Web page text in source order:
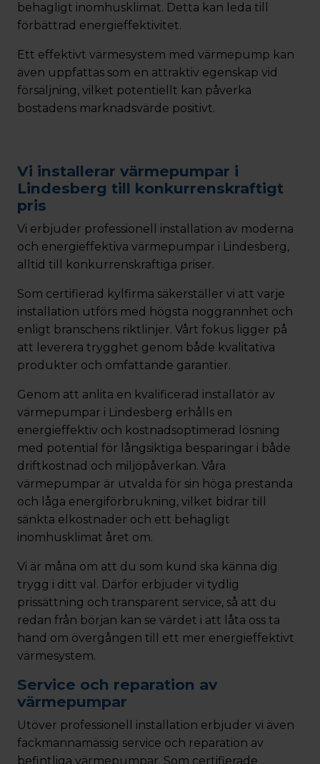
behagligt inomhusklimat. Detta kan leda till
förbättrad energieffektivitet.
Ett effektivt värmesystem med värmepump kan
även uppfattas som en attraktiv egenskap vid
försäljning, vilket potentiellt kan påverka
bostadens marknadsvärde positivt.
Vi installerar värmepumpar i
Lindesberg till konkurrenskraftigt
pris
Vi erbjuder professionell installation av moderna
och energieffektiva värmepumpar i Lindesberg,
alltid till konkurrenskraftiga priser.
Som certifierad kylfirma säkerställer vi att varje
installation utförs med högsta noggrannhet och
enligt branschens riktlinjer. Vårt fokus ligger på
att leverera trygghet genom både kvalitativa
produkter och omfattande garantier.
Genom att anlita en kvalificerad installatör av
värmepumpar i Lindesberg erhålls en
energieffektiv och kostnadsoptimerad lösning
med potential för långsiktiga besparingar i både
driftkostnad och miljöpåverkan. Våra
värmepumpar är utvalda för sin höga prestanda
och låga energiförbrukning, vilket bidrar till
sänkta elkostnader och ett behagligt
inomhusklimat året om.
Vi är måna om att du som kund ska känna dig
trygg i ditt val. Därför erbjuder vi tydlig
prissättning och transparent service, så att du
redan från början kan se värdet i att låta oss ta
hand om övergången till ett mer energieffektivt
värmesystem.
Service och reparation av
värmepumpar
Utöver professionell installation erbjuder vi även
fackmannamässig service och reparation av
befintliga värmepumpar. Som certifierade